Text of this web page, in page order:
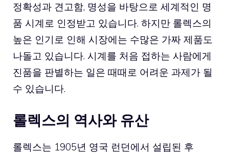
정확성과 견고함, 명성을 바탕으로 세계적인 명
품 시계로 인정받고 있습니다. 하지만 롤렉스의
높은 인기로 인해 시장에는 수많은 가짜 제품도
나돌고 있습니다. 시계를 처음 접하는 사람에게
진품을 판별하는 일은 때때로 어려운 과제가 될
수 있습니다.
롤렉스의 역사와 유산
롤렉스는 1905년 영국 런던에서 설립된 후